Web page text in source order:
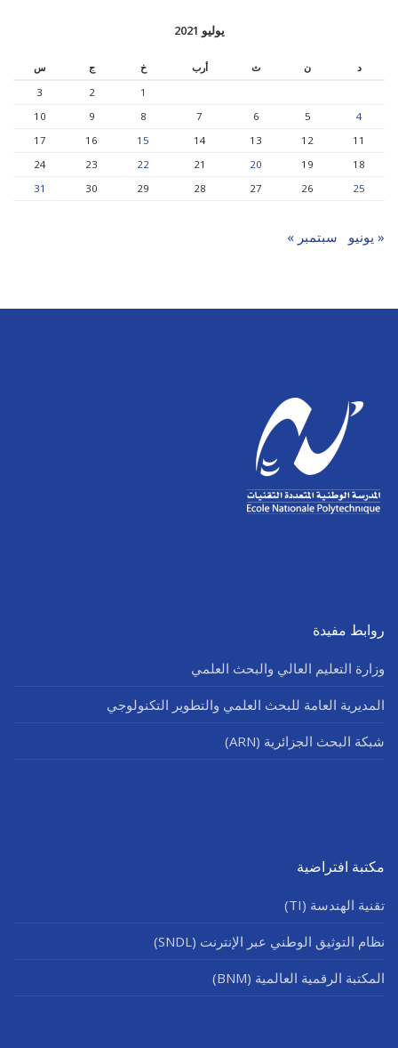
يوليو 2021
د ن ث أرب خ ج
س
1
2
3
4
5
6
7
8
9
10
11
12
13
14
15
16
17
18
19
20
21
22
23
24
25
26
27
28
29
30
31
« يونيو سبتمبر »
روابط مفيدة
وزارة التعليم العالي والبحث العلمي
المديرية العامة للبحث العلمي والتطوير التكنولوجي
شبكة البحث الجزائرية (ARN)
مكتبة افتراضية
تقنية الهندسة (TI)
نظام التوثيق الوطني عبر الإنترنت (SNDL)
المكتبة الرقمية العالمية (BNM)